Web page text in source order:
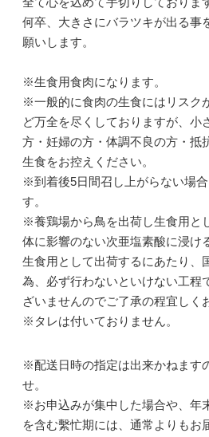
何卒、大きさにバラツキが出る事
願いします。
※生食用食肉になります。
※一般的に食肉の生食にはリスク
ど万全を尽くしておりますが、小
方・妊婦の方・体調不良の方・抵
生食をお控えください。
※到着後5日間召し上がらない場
す。
※養鶏場から鳥を出荷し生食用と
体に影響のない次亜塩素酸に浸け
生食用として出荷するにあたり、
為、必ず行わないといけない工程
ざいませんのでご了承の程宜しく
※タレは付いておりません。
※配送日時の指定は出来かねます
せ。
※お申込みが集中した場合や、年
を含む繫忙期には、通常よりもお